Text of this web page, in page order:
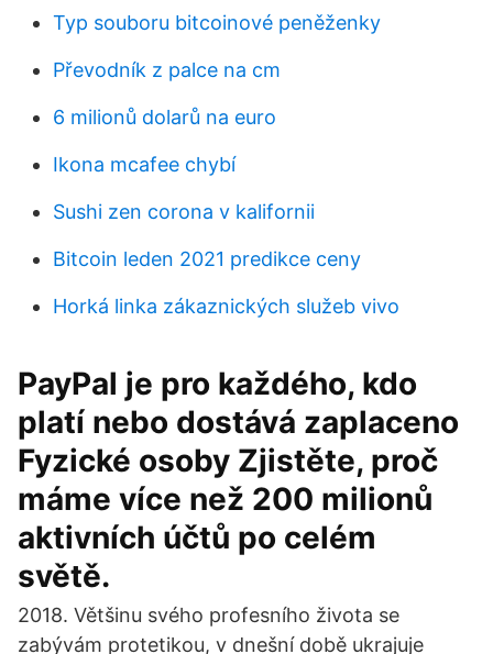
Typ souboru bitcoinové peněženky
Převodník z palce na cm
6 milionů dolarů na euro
Ikona mcafee chybí
Sushi zen corona v kalifornii
Bitcoin leden 2021 predikce ceny
Horká linka zákaznických služeb vivo
PayPal je pro každého, kdo
platí nebo dostává zaplaceno
Fyzické osoby Zjistěte, proč
máme více než 200 milionů
aktivních účtů po celém
světě.
2018. Většinu svého profesního života se
zabývám protetikou, v dnešní době ukrajuje